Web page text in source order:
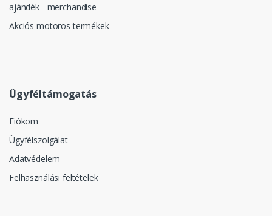
ajándék - merchandise
Akciós motoros termékek
Ügyféltámogatás
Fiókom
Ügyfélszolgálat
Adatvédelem
Felhasználási feltételek